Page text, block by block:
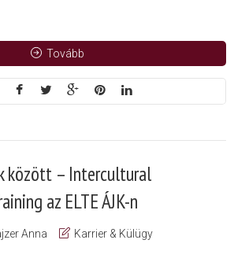
Tovább
között – Intercultural
az ELTE ÁJK-n
Anna
Karrier & Külügy